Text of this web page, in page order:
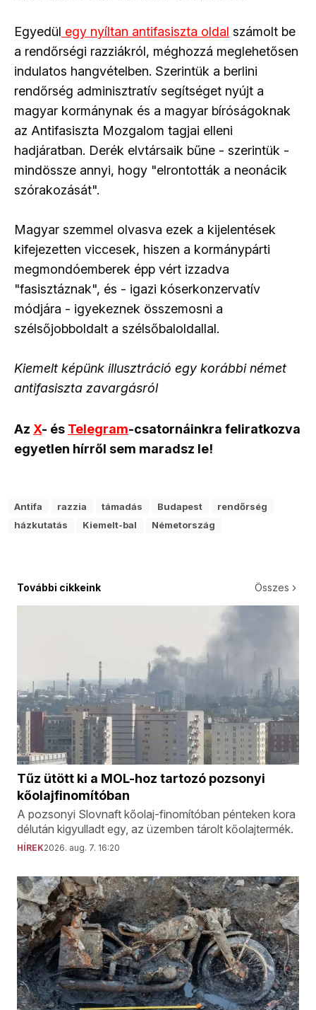
Egyedül egy nyíltan antifasiszta oldal számolt be
a rendőrségi razziákról, méghozzá meglehetősen
indulatos hangvételben. Szerintük a berlini
rendőrség adminisztratív segítséget nyújt a
magyar kormánynak és a magyar bíróságoknak
az Antifasiszta Mozgalom tagjai elleni
hadjáratban. Derék elvtársaik bűne - szerintük -
mindössze annyi, hogy "elrontották a neonácik
szórakozását".
Magyar szemmel olvasva ezek a kijelentések
kifejezetten viccesek, hiszen a kormánypárti
megmondóemberek épp vért izzadva
"fasisztáznak", és - igazi kóserkonzervatív
módjára - igyekeznek összemosni a
szélsőjobboldalt a szélsőbaloldallal.
Kiemelt képünk illusztráció egy korábbi német
antifasiszta zavargásról
Az X- és Telegram-csatornáinkra feliratkozva
egyetlen hírről sem maradsz le!
Antifa razzia támadás Budapest
rendőrség
házkutatás
Kiemelt-bal Németország
További cikkeink Összes
Tűz ütött ki a MOL-hoz tartozó pozsonyi
kőolajfinomítóban
A pozsonyi Slovnaft kőolaj-finomítóban pénteken kora
délután kigyulladt egy, az üzemben tárolt kőolajtermék.
HÍREK2026. aug. 7. 16:20